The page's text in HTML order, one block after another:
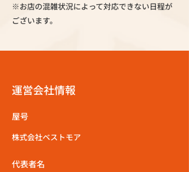
※お店の混雑状況によって対応できない日程が
ございます。
運営会社情報
屋号
株式会社ベストモア
代表者名